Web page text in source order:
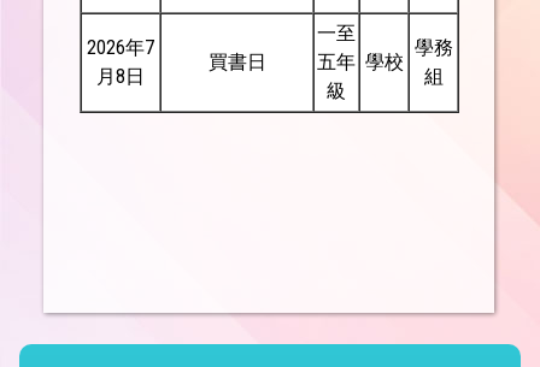
2026年7
月8日
買書日
一至
五年
級
學校
學務
組